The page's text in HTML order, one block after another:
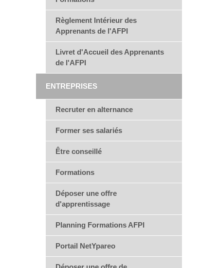
Règlement Intérieur des
Apprenants de l'AFPI
Livret d'Accueil des Apprenants
de l'AFPI
ENTREPRISES
Recruter en alternance
Former ses salariés
Être conseillé
Formations
Déposer une offre
d'apprentissage
Planning Formations AFPI
Portail NetYpareo